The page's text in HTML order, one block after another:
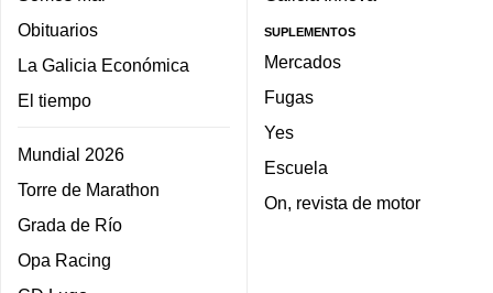
Obituarios
La Galicia Económica
El tiempo
Mundial 2026
Torre de Marathon
Grada de Río
Opa Racing
SUPLEMENTOS
Mercados
Fugas
Yes
Escuela
On, revista de motor